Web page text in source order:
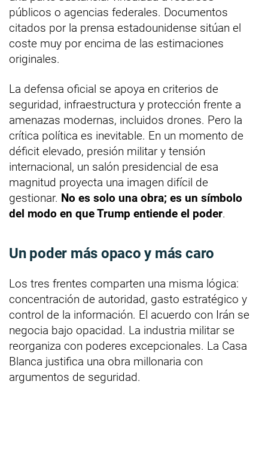
públicos o agencias federales. Documentos
citados por la prensa estadounidense sitúan el
coste muy por encima de las estimaciones
originales.
La defensa oficial se apoya en criterios de
seguridad, infraestructura y protección frente a
amenazas modernas, incluidos drones. Pero la
crítica política es inevitable. En un momento de
déficit elevado, presión militar y tensión
internacional, un salón presidencial de esa
magnitud proyecta una imagen difícil de
gestionar. No es solo una obra; es un símbolo
del modo en que Trump entiende el poder.
Un poder más opaco y más caro
Los tres frentes comparten una misma lógica:
concentración de autoridad, gasto estratégico y
control de la información. El acuerdo con Irán se
negocia bajo opacidad. La industria militar se
reorganiza con poderes excepcionales. La Casa
Blanca justifica una obra millonaria con
argumentos de seguridad.